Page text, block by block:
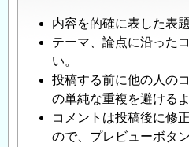
内容を的確に表した表
テーマ、論点に沿った
い。
投稿する前に他の人の
の単純な重複を避ける
コメントは投稿後に修
ので、プレビューボタ